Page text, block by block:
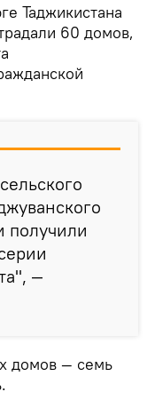
Таджикистана
60 домов,
получили
—
домов — семь